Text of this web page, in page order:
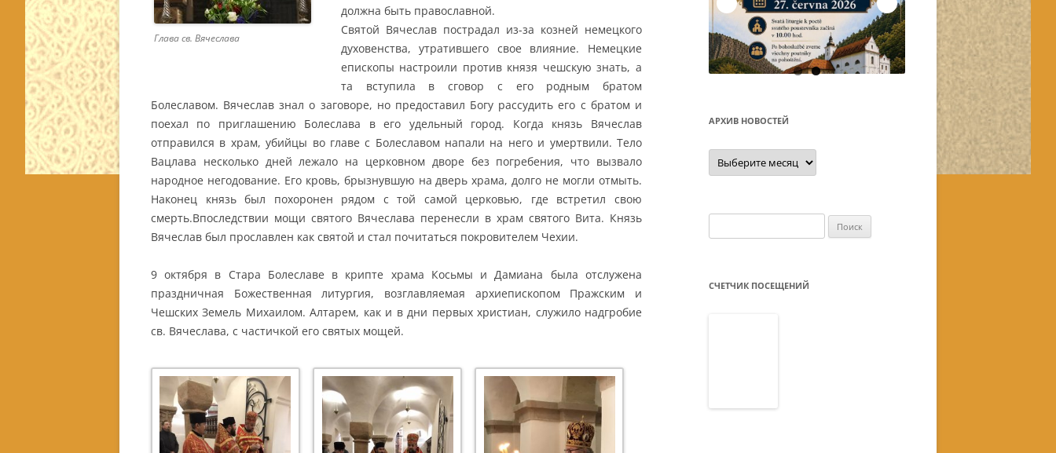
Глава св. Вячеслава
должна быть православной.
Святой Вячеслав пострадал из-за козней немецкого
духовенства, утратившего свое влияние. Немецкие
епископы настроили против князя чешскую знать, а
та вступила в сговор с его родным братом
Болеславом. Вячеслав знал о заговоре, но предоставил Богу рассудить его с братом и
поехал по приглашению Болеслава в его удельный город. Когда князь Вячеслав
отправился в храм, убийцы во главе с Болеславом напали на него и умертвили. Тело
Вацлава несколько дней лежало на церковном дворе без погребения, что вызвало
народное негодование. Его кровь, брызнувшую на дверь храма, долго не могли отмыть.
Наконец князь был похоронен рядом с той самой церковью, где встретил свою
смерть.Впоследствии мощи святого Вячеслава перенесли в храм святого Вита. Князь
Вячеслав был прославлен как святой и стал почитаться покровителем Чехии.
9 октября в Стара Болеславе в крипте храма Косьмы и Дамиана была отслужена
праздничная Божественная литургия, возглавляемая архиепископом Пражским и
Чешских Земель Михаилом. Алтарем, как и в дни первых христиан, служило надгробие
св. Вячеслава, с частичкой его святых мощей.
Остров Корфу Остров Корфу
АРХИВ НОВОСТЕЙ
Архив
новостей
СЧЕТЧИК ПОСЕЩЕНИЙ